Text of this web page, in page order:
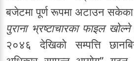
बजेटमा पूर्ण रूपमा अटाउन
पुराना भ्रष्टाचारका फाइल
२०४६ देखिको सम्पत्ति